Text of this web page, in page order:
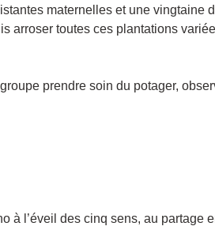
maternelles et une vingtaine
toutes ces plantations
prendre soin du potager,
l’éveil des cinq sens, au partage